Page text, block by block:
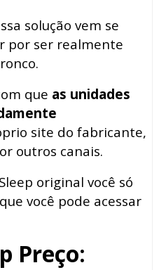
solução vem se
por ser realmente
que as unidades
site do fabricante,
outros canais.
original você só
você pode acessar
Preço: